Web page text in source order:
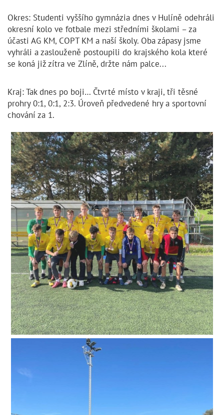
Okres: Studenti vyššího gymnázia dnes v Hulíně odehráli
okresní kolo ve fotbale mezi středními školami – za
účasti AG KM, COPT KM a naší školy. Oba zápasy jsme
vyhráli a zaslouženě postoupili do krajského kola které
se koná již zítra ve Zlíně, držte nám palce...
Kraj: Tak dnes po boji… Čtvrté místo v kraji, tři těsné
prohry 0:1, 0:1, 2:3. Úroveň předvedené hry a sportovní
chování za 1.